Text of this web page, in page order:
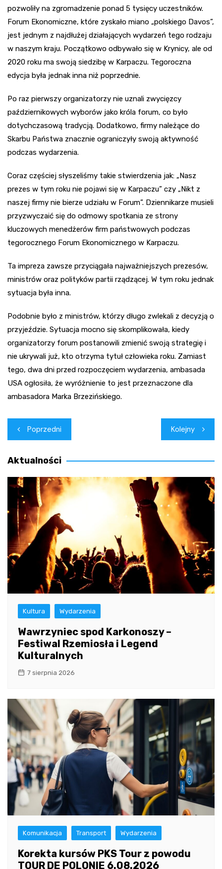
pozwoliły na zgromadzenie ponad 5 tysięcy uczestników.
Forum Ekonomiczne, które zyskało miano „polskiego Davos”,
jest jednym z najdłużej działających wydarzeń tego rodzaju
w naszym kraju. Początkowo odbywało się w Krynicy, ale od
2020 roku ma swoją siedzibę w Karpaczu. Tegoroczna
edycja była jednak inna niż poprzednie.
Po raz pierwszy organizatorzy nie uznali zwycięzcy
październikowych wyborów jako króla forum, co było
dotychczasową tradycją. Dodatkowo, firmy należące do
Skarbu Państwa znacznie ograniczyły swoją aktywność
podczas wydarzenia.
Coraz częściej słyszeliśmy takie stwierdzenia jak: „Nasz
prezes w tym roku nie pojawi się w Karpaczu” czy „Nikt z
naszej firmy nie bierze udziału w Forum”. Dziennikarze musieli
przyzwyczaić się do odmowy spotkania ze strony
kluczowych menedżerów firm państwowych podczas
tegorocznego Forum Ekonomicznego w Karpaczu.
Ta impreza zawsze przyciągała najważniejszych prezesów,
ministrów oraz polityków partii rządzącej. W tym roku jednak
sytuacja była inna.
Podobnie było z ministrów, którzy długo zwlekali z decyzją o
przyjeździe. Sytuacja mocno się skomplikowała, kiedy
organizatorzy forum postanowili zmienić swoją strategię i
nie ukrywali już, kto otrzyma tytuł człowieka roku. Zamiast
tego, dwa dni przed rozpoczęciem wydarzenia, ambasada
USA ogłosiła, że wyróżnienie to jest przeznaczone dla
ambasadora Marka Brzezińskiego.
Nawigacja
wpisu
Poprzedni Kolejny
Aktualności
Kultura Wydarzenia
Wawrzyniec spod Karkonoszy –
Festiwal Rzemiosła i Legend
Kulturalnych
7 sierpnia 2026
Komunikacja Transport Wydarzenia
Korekta kursów PKS Tour z powodu
TOUR DE POLONIE 6.08.2026